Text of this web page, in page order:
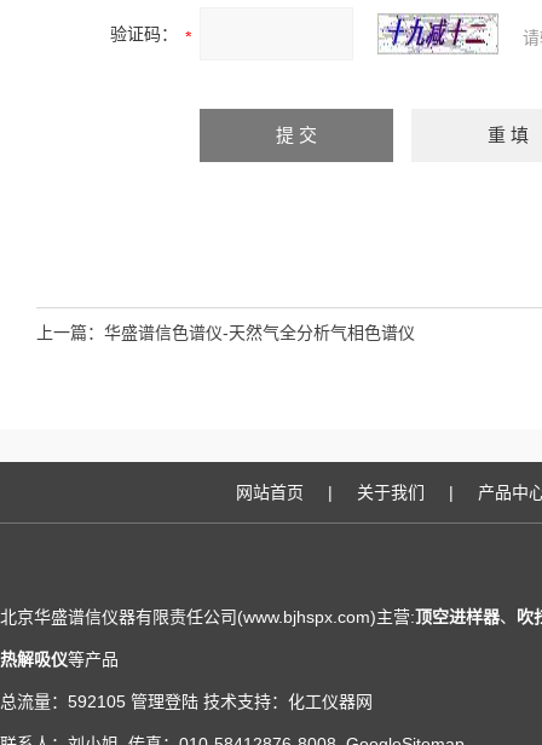
验证码：
上一篇： 华盛谱信色谱仪-天然气全分析气相色谱仪
网站首页 | 关于我们 | 产品中
北京华盛谱信仪器有限责任公司(www.bjhspx.com)主营:顶空进样器、 吹
热解吸仪等产品
总流量：592105 管理登陆 技术支持： 化工仪器网